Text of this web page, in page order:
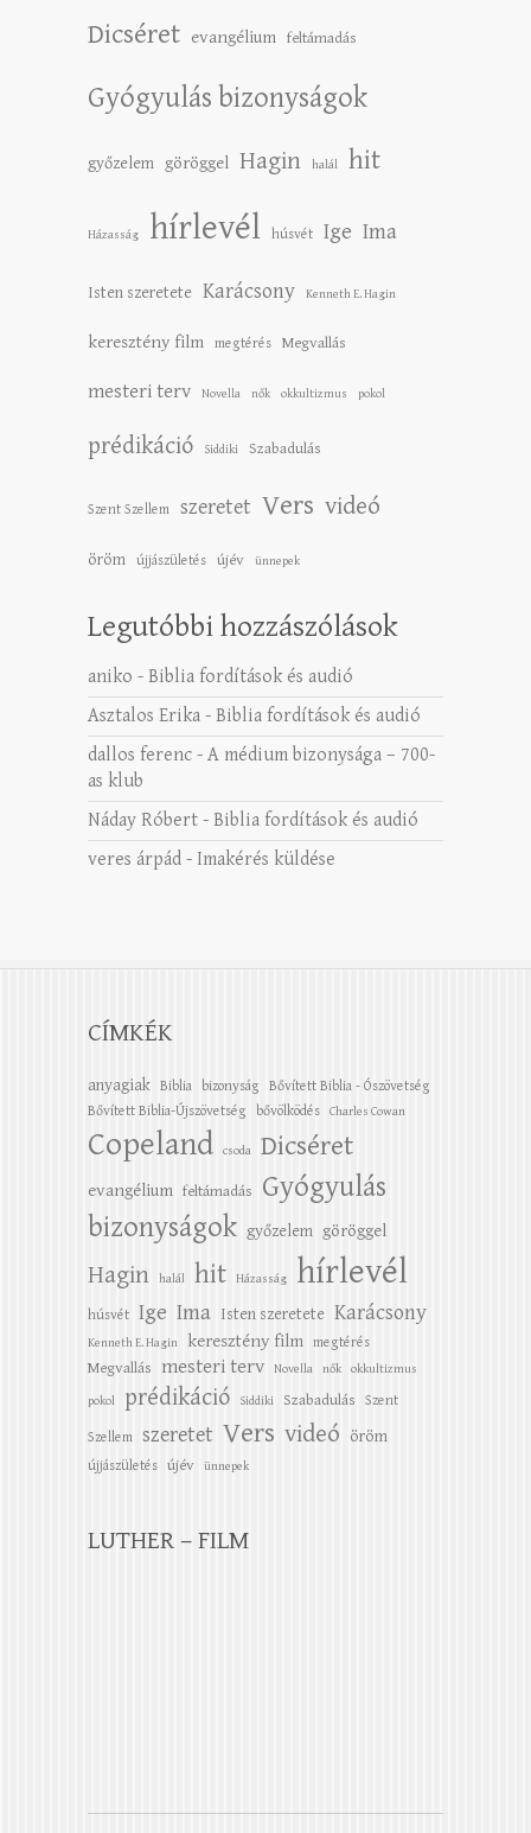
Dicséret evangélium feltámadás
Gyógyulás bizonyságok
győzelem göröggel Hagin halál hit
Házasság hírlevél húsvét Ige Ima
Isten szeretete Karácsony Kenneth E. Hagin
keresztény film megtérés Megvallás
mesteri terv Novella nők okkultizmus pokol
prédikáció Siddiki Szabadulás
Szent Szellem szeretet Vers videó
öröm újjászületés újév ünnepek
Legutóbbi hozzászólások
aniko - Biblia fordítások és audió
Asztalos Erika - Biblia fordítások és audió
dallos ferenc - A médium bizonysága – 700-
as klub
Náday Róbert - Biblia fordítások és audió
veres árpád - Imakérés küldése
CÍMKÉK
anyagiak Biblia bizonyság
Bővített Biblia - Ószövetség
Bővített Biblia-Újszövetség
bővölködés Charles Cowan
Copeland csoda Dicséret
evangélium feltámadás
Gyógyulás
bizonyságok győzelem göröggel
Hagin halál hit Házasság hírlevél
húsvét Ige Ima Isten szeretete Karácsony
Kenneth E. Hagin keresztény film megtérés
Megvallás mesteri terv Novella nők okkultizmus
pokol prédikáció Siddiki Szabadulás Szent
Szellem szeretet Vers videó öröm
újjászületés újév ünnepek
LUTHER – FILM